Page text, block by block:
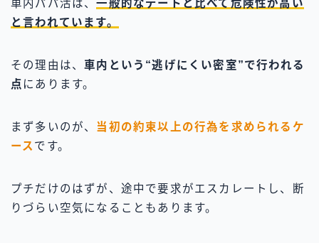
車内パパ活は、一般的なデートと比べて危険性が高い
と言われています。
その理由は、車内という“逃げにくい密室”で行われる
点 にあります。
まず多いのが、 当初の約束以上の行為を求められるケ
ース です。
プチだけのはずが、途中で要求がエスカレートし、断
りづらい空気になることもあります。